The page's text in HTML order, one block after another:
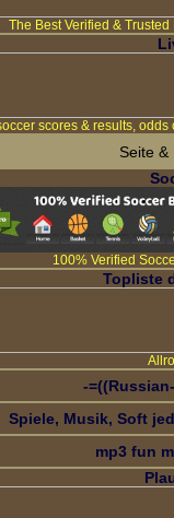
The Best Verified &
scores & results,
Seite &
100% Verified
Topliste
-
Spiele, Musik, Soft
mp3 fun